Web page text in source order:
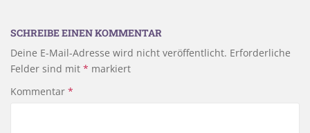
SCHREIBE EINEN KOMMENTAR
Deine E-Mail-Adresse wird nicht veröffentlicht. Erforderliche
Felder sind mit * markiert
Kommentar *